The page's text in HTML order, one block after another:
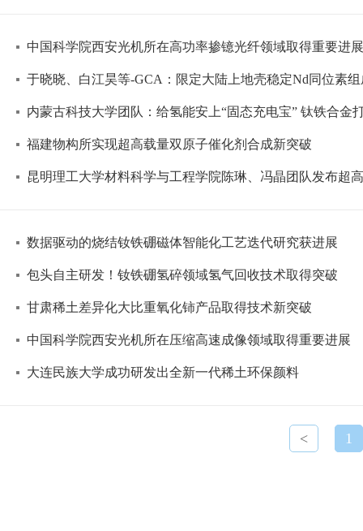
中国科学院西安光机所在高功率掺镱光纤领域取得重要进展
于晓晓、白江昊等-GCA：限定大陆上地壳稳定Nd同位素组
内蒙古科技大学团队：给氢能安上“固态充电宝” 钛铁合金
福建物构所实现超高载量双原子催化剂合成新突破
昆明理工大学材料科学与工程学院陈琳、冯晶团队发布超
数据驱动的烧结钕铁硼磁体智能化工艺迭代研究获进展
包头自主研发！钕铁硼氢碎领域氢气回收技术取得突破
甘肃稀土差异化大比重氧化铈产品取得技术新突破
中国科学院西安光机所在压缩高速成像领域取得重要进展
大连民族大学成功研发出全新一代稀土环保颜料
< 1